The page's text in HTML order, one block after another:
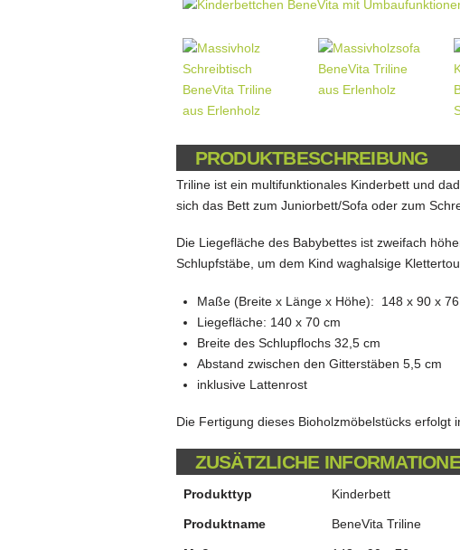
PRODUKTBESCHREIBUNG
Triline ist ein multifunktionales Kinderbett und
sich das Bett zum Juniorbett/Sofa oder zum
Die Liegefläche des Babybettes ist zweifach
Schlupfstäbe, um dem Kind waghalsige
Maße (Breite x Länge x Höhe): 148 x 90 x
Liegefläche: 140 x 70 cm
Breite des Schlupflochs 32,5 cm
Abstand zwischen den Gitterstäben 5,5 cm
inklusive Lattenrost
Die Fertigung dieses Bioholzmöbelstücks erfolgt
ZUSÄTZLICHE
Produkttyp Kinderbett
Produktname BeneVita Triline